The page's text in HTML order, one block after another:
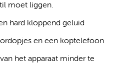
moet liggen.
hard kloppend geluid
en een koptelefoon
het apparaat minder te